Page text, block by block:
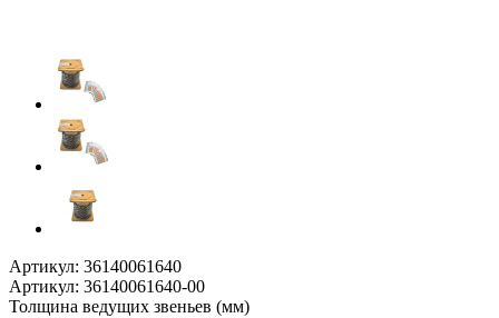
Артикул: 36140061640
Артикул: 36140061640-00
Толщина ведущих звеньев (мм)